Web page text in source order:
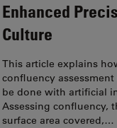
Enhanced
Culture
This article explains
confluency
be done with artificial
Assessing confluency,
surface area covered,…